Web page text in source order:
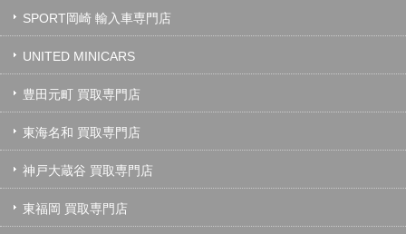
SPORT岡崎 輸入車専門店
UNITED MINICARS
豊田元町 買取専門店
東海名和 買取専門店
神戸大蔵谷 買取専門店
東福岡 買取専門店